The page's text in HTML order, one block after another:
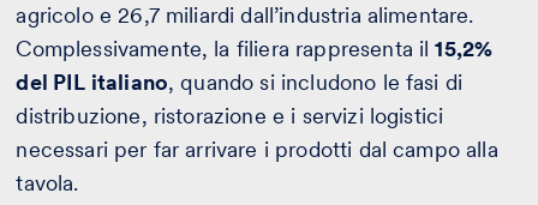
agricolo e 26,7 miliardi dall’industria alimentare.
Complessivamente, la filiera rappresenta il15,2%
del PIL italiano, quando si includono le fasi di
distribuzione, ristorazione e i servizi logistici
necessari per far arrivare i prodotti dal campo alla
tavola.